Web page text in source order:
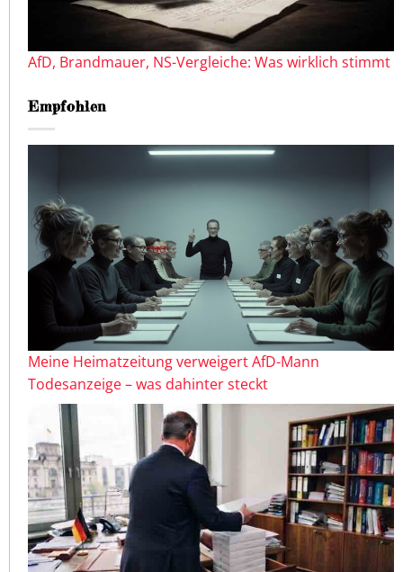
AfD, Brandmauer, NS-Vergleiche: Was wirklich stimmt
Empfohlen
Meine Heimatzeitung verweigert AfD-Mann
Todesanzeige – was dahinter steckt